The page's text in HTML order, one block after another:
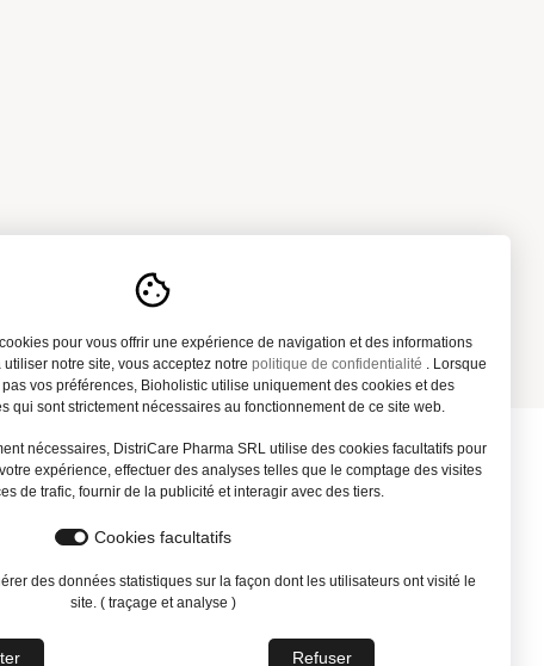
légales
Vie privée
pour vous offrir une expérience de navigation et des informations
notre site, vous acceptez notre politique de confidentialité . Lorsque
vos préférences, Bioholistic utilise uniquement des cookies et des
qui sont strictement nécessaires au fonctionnement de ce site web.
nécessaires, DistriCare Pharma SRL utilise des cookies facultatifs pour
expérience, effectuer des analyses telles que le comptage des visites
de trafic, fournir de la publicité et interagir avec des tiers.
Cookies facultatifs
des données statistiques sur la façon dont les utilisateurs ont visité le
site. ( traçage et analyse )
Refuser